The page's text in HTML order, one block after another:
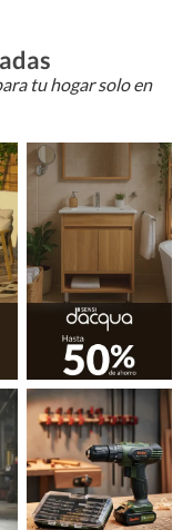
tu hogar solo en